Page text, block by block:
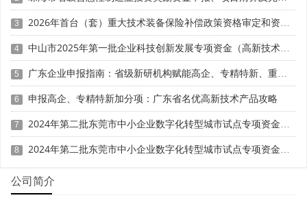
3 2026年首台（套）重大技术装备保险补偿政策资格审定和资金申请时间、条件要求、补助标准
4 中山市2025年第一批企业科技创新发展专项资金（高新技术企业认定补助）申报时间、条件要求、奖补标准
5 广东企业申报指南：省级新研机构赋能高企、专精特新、重大专项
6 申报高企、专精特新加分项：广东省名优高新技术产品攻略
7 2024年第二批东莞市中小企业数字化转型城市试点专项资金两化融合管理体系贯标项目资助计划
8 2024年第二批东莞市中小企业数字化转型城市试点专项资金两化融合管理体系贯标项目拟资助企业名单的公示
公司简介